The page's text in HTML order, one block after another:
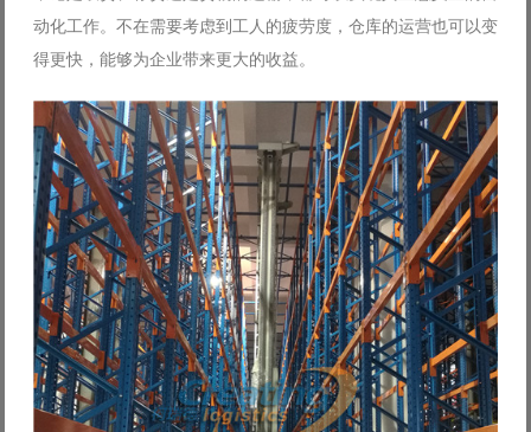
动化工作。不在需要考虑到工人的疲劳度，仓库的运营也可以变
得更快，能够为企业带来更大的收益。